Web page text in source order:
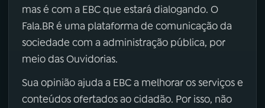
mas é com a EBC que estará dialogando. O
Fala.BR é uma plataforma de comunicação da
sociedade com a administração pública, por
meio das Ouvidorias.
Sua opinião ajuda a EBC a melhorar os serviços e
conteúdos ofertados ao cidadão. Por isso, não